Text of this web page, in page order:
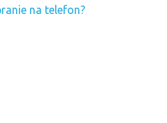
na telefon?